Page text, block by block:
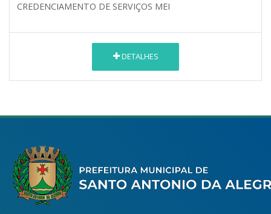
CREDENCIAMENTO DE SERVIÇOS MEI
DETALHES